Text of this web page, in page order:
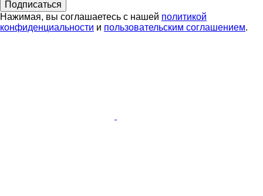
Подписаться
Нажимая, вы соглашаетесь с нашей политикой
конфиденциальности и пользовательским соглашением.